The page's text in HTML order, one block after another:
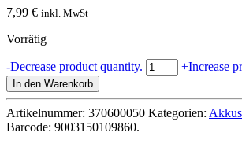
7,99 € inkl. MwSt
Vorrätig
-Decrease product quantity. LiFePo4
AKKU
700mAH
7A
+Increase
In den Warenkorb
Artikelnummer: 370600050 Kategorien: Akkus
Barcode: 9003150109860.